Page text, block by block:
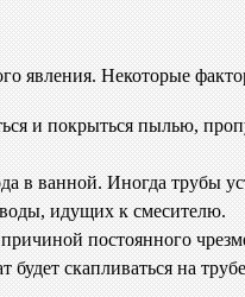
явления. Некоторые
и покрыться пылью,
в ванной. Иногда трубы
идущих к смесителю.
постоянного
скапливаться на